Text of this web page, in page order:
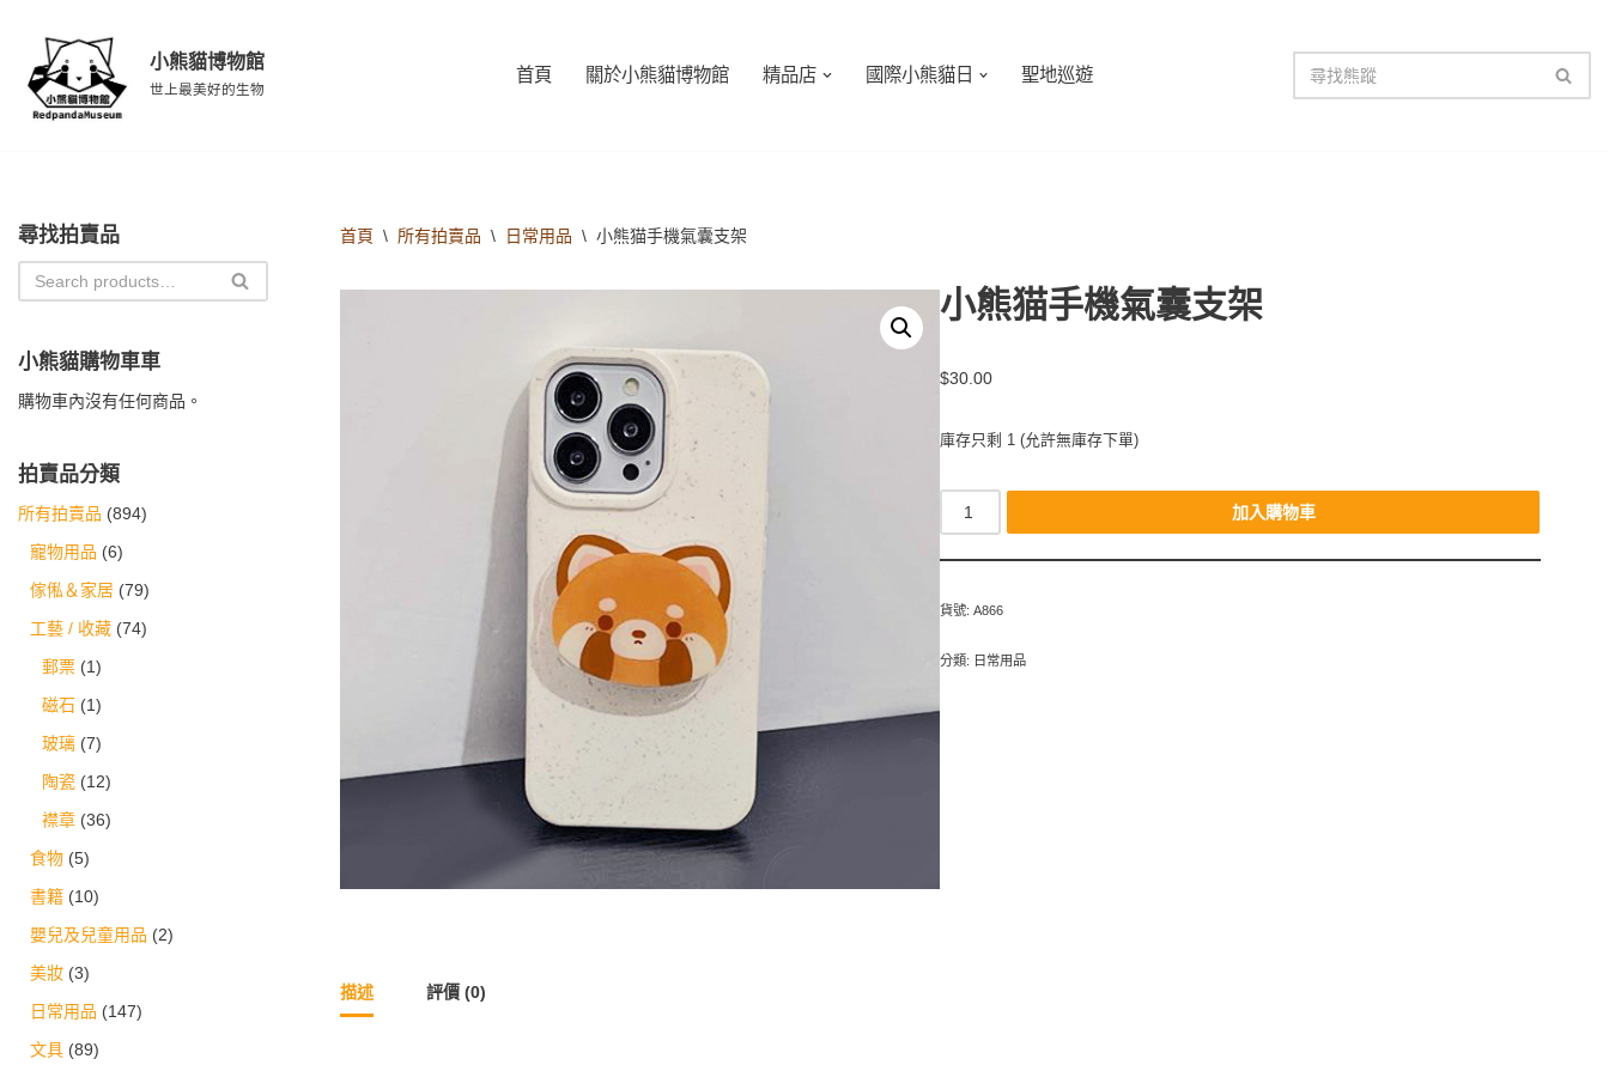
Skip
to
content
小熊貓博物館
世上最美好的生物
首頁 關於小熊貓博物館 精品店 國際小熊貓日 聖地巡遊
尋找拍賣品
小熊貓購物車車
購物車內沒有任何商品。
拍賣品分類
所有拍賣品 (894)
寵物用品 (6)
傢俬＆家居 (79)
工藝 / 收藏 (74)
郵票 (1)
磁石 (1)
玻璃 (7)
陶瓷 (12)
襟章 (36)
食物 (5)
書籍 (10)
嬰兒及兒童用品 (2)
美妝 (3)
日常用品 (147)
文具 (89)
首頁 \ 所有拍賣品 \ 日常用品 \ 小熊猫手機氣囊支架
小熊猫手機氣囊支架
$30.00
庫存只剩 1 (允許無庫存下單)
加入購物車
貨號:A866
分類: 日常用品
描述 評價 (0)